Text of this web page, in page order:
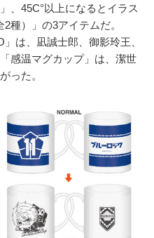
、45C°以上になるとイラス
種）」の3アイテムだ。
は、凪誠士郎、御影玲王、
感温マグカップ」は、潔世
った。